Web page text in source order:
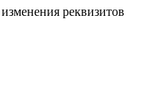
реквизитов